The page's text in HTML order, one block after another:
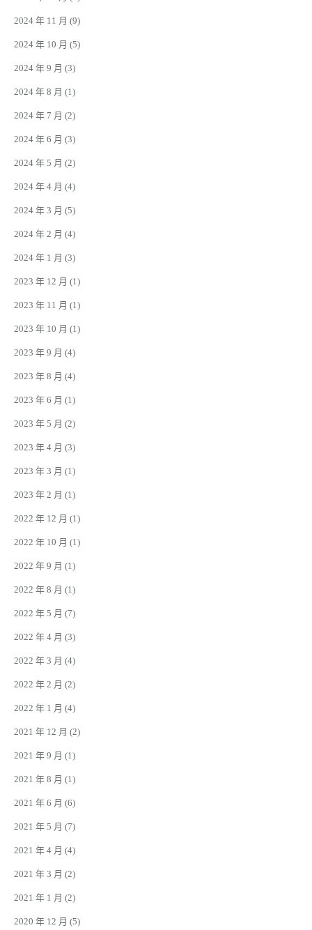
2024 年 11 月 (9)
2024 年 10 月 (5)
2024 年 9 月 (3)
2024 年 8 月 (1)
2024 年 7 月 (2)
2024 年 6 月 (3)
2024 年 5 月 (2)
2024 年 4 月 (4)
2024 年 3 月 (5)
2024 年 2 月 (4)
2024 年 1 月 (3)
2023 年 12 月 (1)
2023 年 11 月 (1)
2023 年 10 月 (1)
2023 年 9 月 (4)
2023 年 8 月 (4)
2023 年 6 月 (1)
2023 年 5 月 (2)
2023 年 4 月 (3)
2023 年 3 月 (1)
2023 年 2 月 (1)
2022 年 12 月 (1)
2022 年 10 月 (1)
2022 年 9 月 (1)
2022 年 8 月 (1)
2022 年 5 月 (7)
2022 年 4 月 (3)
2022 年 3 月 (4)
2022 年 2 月 (2)
2022 年 1 月 (4)
2021 年 12 月 (2)
2021 年 9 月 (1)
2021 年 8 月 (1)
2021 年 6 月 (6)
2021 年 5 月 (7)
2021 年 4 月 (4)
2021 年 3 月 (2)
2021 年 1 月 (2)
2020 年 12 月 (5)